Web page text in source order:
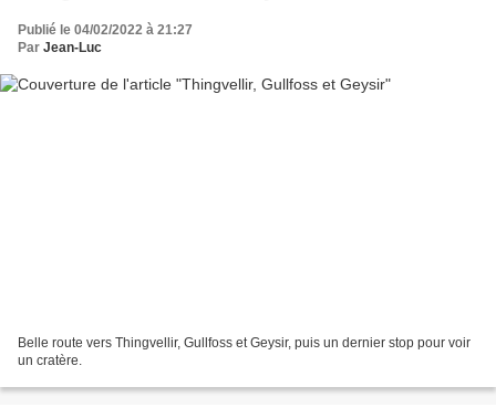
Publié le 04/02/2022 à 21:27
Par Jean-Luc
Belle route vers Thingvellir, Gullfoss et Geysir, puis un dernier stop pour voir
un cratère.